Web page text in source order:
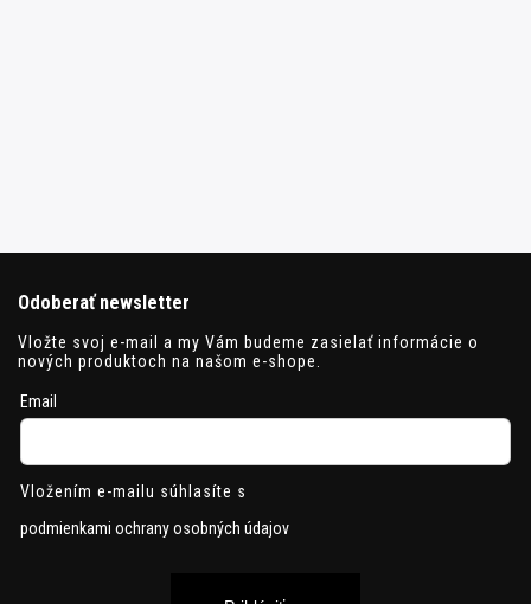
Odoberať newsletter
Vložte svoj e-mail a my Vám budeme zasielať informácie o
nových produktoch na našom e-shope.
Email
Vložením e-mailu súhlasíte s
podmienkami ochrany osobných údajov